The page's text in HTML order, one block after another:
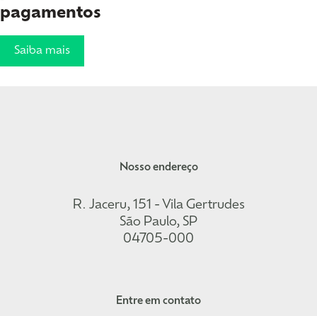
pagamentos
Saiba mais
Nosso endereço
R. Jaceru, 151 - Vila Gertrudes
São Paulo, SP
04705-000
Entre em contato